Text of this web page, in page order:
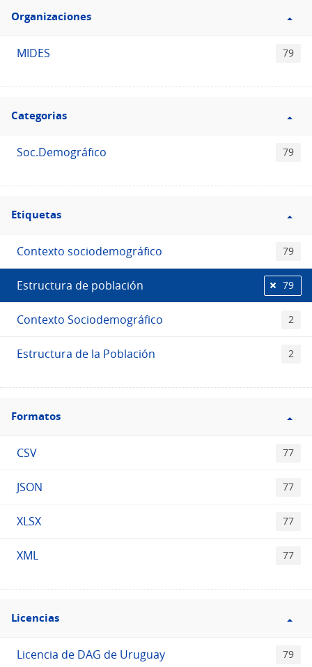
Filtro
Organizaciones
Organizaciones
MIDES 79
Filtro
Categorias
Categorias
Soc.Demográfico 79
Filtro
Etiquetas
Etiquetas
Contexto sociodemográfico 79
Estructura de población 79
Contexto Sociodemográfico 2
Estructura de la Población 2
Filtro
Formatos
Formatos
CSV 77
JSON 77
XLSX 77
XML 77
Filtro
Licencias
Licencias
Licencia de DAG de Uruguay 79